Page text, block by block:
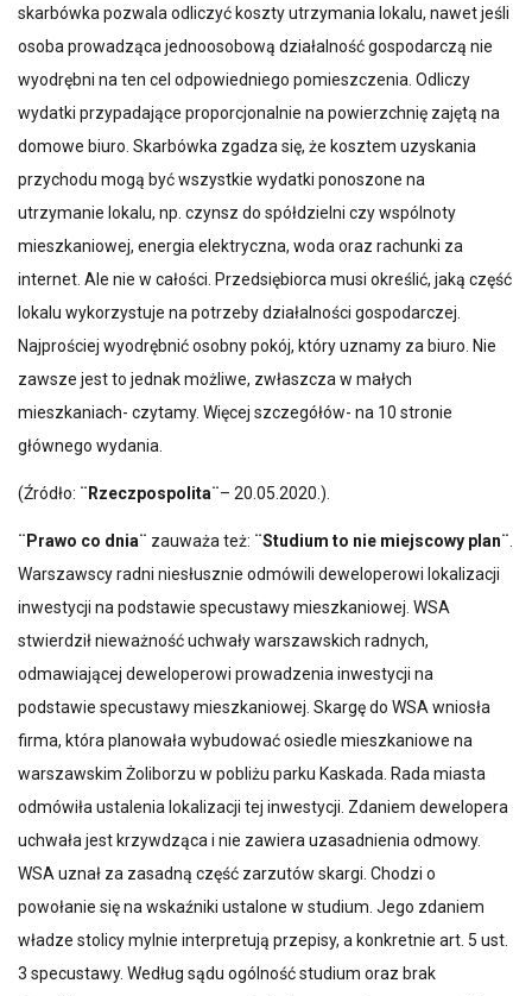
skarbówka pozwala odliczyć koszty utrzymania lokalu, nawet jeśli
osoba prowadząca jednoosobową działalność gospodarczą nie
wyodrębni na ten cel odpowiedniego pomieszczenia. Odliczy
wydatki przypadające proporcjonalnie na powierzchnię zajętą na
domowe biuro. Skarbówka zgadza się, że kosztem uzyskania
przychodu mogą być wszystkie wydatki ponoszone na
utrzymanie lokalu, np. czynsz do spółdzielni czy wspólnoty
mieszkaniowej, energia elektryczna, woda oraz rachunki za
internet. Ale nie w całości. Przedsiębiorca musi określić, jaką część
lokalu wykorzystuje na potrzeby działalności gospodarczej.
Najprościej wyodrębnić osobny pokój, który uznamy za biuro. Nie
zawsze jest to jednak możliwe, zwłaszcza w małych
mieszkaniach- czytamy. Więcej szczegółów- na 10 stronie
głównego wydania.
(Źródło: ¨Rzeczpospolita¨– 20.05.2020.).
¨Prawo co dnia¨ zauważa też: ¨Studium to nie miejscowy plan¨
Warszawscy radni niesłusznie odmówili deweloperowi lokalizacji
inwestycji na podstawie specustawy mieszkaniowej. WSA
stwierdził nieważność uchwały warszawskich radnych,
odmawiającej deweloperowi prowadzenia inwestycji na
podstawie specustawy mieszkaniowej. Skargę do WSA wniosła
firma, która planowała wybudować osiedle mieszkaniowe na
warszawskim Żoliborzu w pobliżu parku Kaskada. Rada miasta
odmówiła ustalenia lokalizacji tej inwestycji. Zdaniem dewelopera
uchwała jest krzywdząca i nie zawiera uzasadnienia odmowy.
WSA uznał za zasadną część zarzutów skargi. Chodzi o
powołanie się na wskaźniki ustalone w studium. Jego zdaniem
władze stolicy mylnie interpretują przepisy, a konkretnie art. 5 ust.
3 specustawy. Według sądu ogólność studium oraz brak